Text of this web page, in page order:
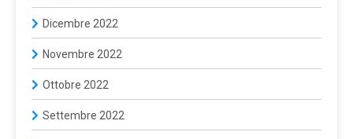
Dicembre 2022
Novembre 2022
Ottobre 2022
Settembre 2022